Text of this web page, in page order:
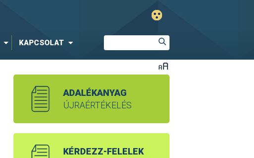
KAPCSOLAT
ADALÉKANYAG
ÚJRAÉRTÉKELÉS
KÉRDEZZ-FELELEK